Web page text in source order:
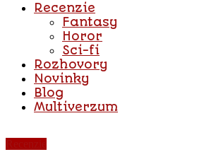
Recenzie
Fantasy
Horor
Sci-fi
Rozhovory
Novinky
Blog
Multiverzum